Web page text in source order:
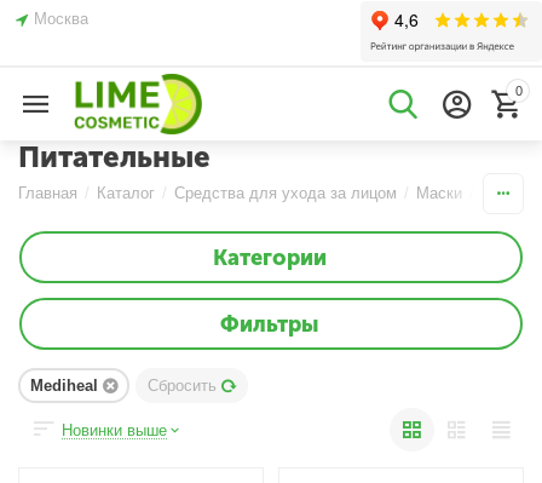
Москва
0
Питательные
Главная / Каталог / Средства для ухода за лицом / Маски
Категории
Фильтры
Mediheal Сбросить
Новинки выше